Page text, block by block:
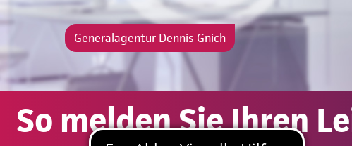
Generalagentur Dennis Gnich
So melden Sie Ihren